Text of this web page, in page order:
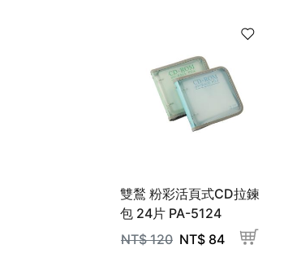
雙鶖 粉彩活頁式CD拉鍊
包 24片 PA-5124
NT$120 NT$ 84